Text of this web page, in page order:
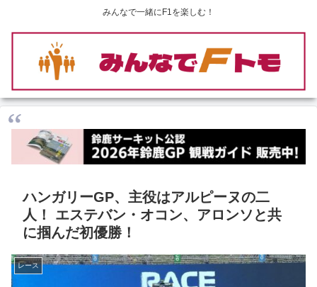
みんなで一緒にF1を楽しむ！
ハンガリーGP、主役はアルピーヌの二
人！ エステバン・オコン、アロンソと共
に掴んだ初優勝！
レース